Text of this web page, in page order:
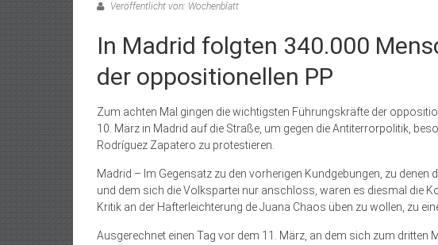
Veröffentlicht von: Wochenblatt
In Madrid folgten 340.000
der oppositionellen PP
Zum achten Mal gingen die wichtigsten Führungskräfte der
10. März in Madrid auf die Straße, um gegen die Antiterrorpolitik,
Rodríguez Zapatero zu protestieren.
Madrid – Im Gegensatz zu den vorherigen Kundgebungen, zu
und dem sich die Volkspartei nur anschloss, waren es diesmal die
Kritik an der Hafterleichterung de Juana Chaos üben zu wollen, zu
Ausgerechnet einen Tag vor dem 11. März, an dem sich zum dritten